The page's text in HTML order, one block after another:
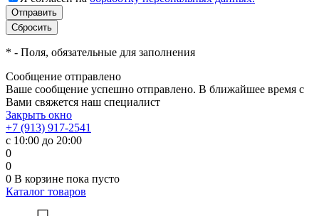
* - Поля, обязательные для заполнения
Сообщение отправлено
Ваше сообщение успешно отправлено. В ближайшее время с
Вами свяжется наш специалист
Закрыть окно
+7 (913) 917-2541
с 10:00 до 20:00
0
0
0 В корзине пока пусто
Каталог товаров